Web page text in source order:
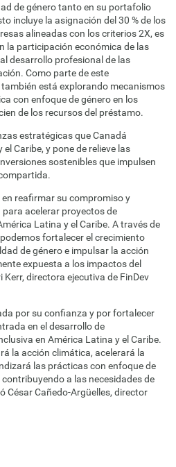
de género tanto en su portafolio
incluye la asignación del 30 % de los
alineadas con los criterios 2X, es
la participación económica de las
desarrollo profesional de las
Como parte de este
está explorando mecanismos
con enfoque de género en los
de los recursos del préstamo.
estratégicas que Canadá
Caribe, y pone de relieve las
sostenibles que impulsen
en reafirmar su compromiso y
acelerar proyectos de
Latina y el Caribe. A través de
fortalecer el crecimiento
de género e impulsar la acción
expuesta a los impactos del
directora ejecutiva de FinDev
por su confianza y por fortalecer
en el desarrollo de
en América Latina y el Caribe.
la acción climática, acelerará la
las prácticas con enfoque de
a las necesidades de
César Cañedo-Argüelles, director